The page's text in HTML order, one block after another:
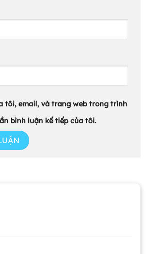
tôi, email, và trang web trong trình
bình luận kế tiếp của tôi.